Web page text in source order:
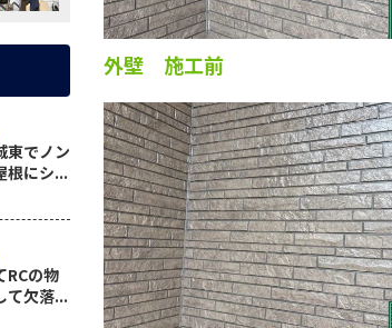
外壁 施工前
東でノン
根にシ...
RCの物
て欠落...